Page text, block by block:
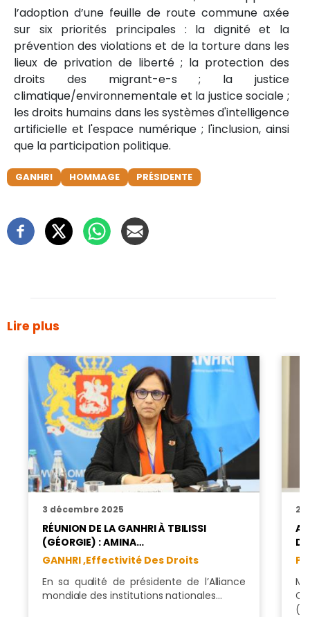
l’adoption d’une feuille de route commune axée
sur six priorités principales : la dignité et la
prévention des violations et de la torture dans les
lieux de privation de liberté ; la protection des
droits des migrant-e-s ; la justice
climatique/environnementale et la justice sociale ;
les droits humains dans les systèmes d'intelligence
artificielle et l'espace numérique ; l'inclusion, ainsi
que la participation politique.
GANHRI HOMMAGE PRÉSIDENTE
Lire plus
3 décembre 2025
RÉUNION DE LA GANHRI À TBILISSI
(GÉORGIE) : AMINA…
GANHRI ,Effectivité Des Droits
En sa qualité de présidente de l’Alliance
mondiale des institutions nationales…
25